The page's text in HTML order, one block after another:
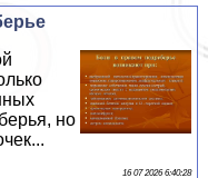
но
16 07 2026 6:40:28